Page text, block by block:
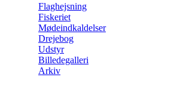
Flaghejsning
Fiskeriet
Mødeindkaldelser
Drejebog
Udstyr
Billedegalleri
Arkiv